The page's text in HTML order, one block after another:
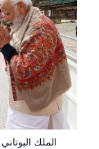
الملك